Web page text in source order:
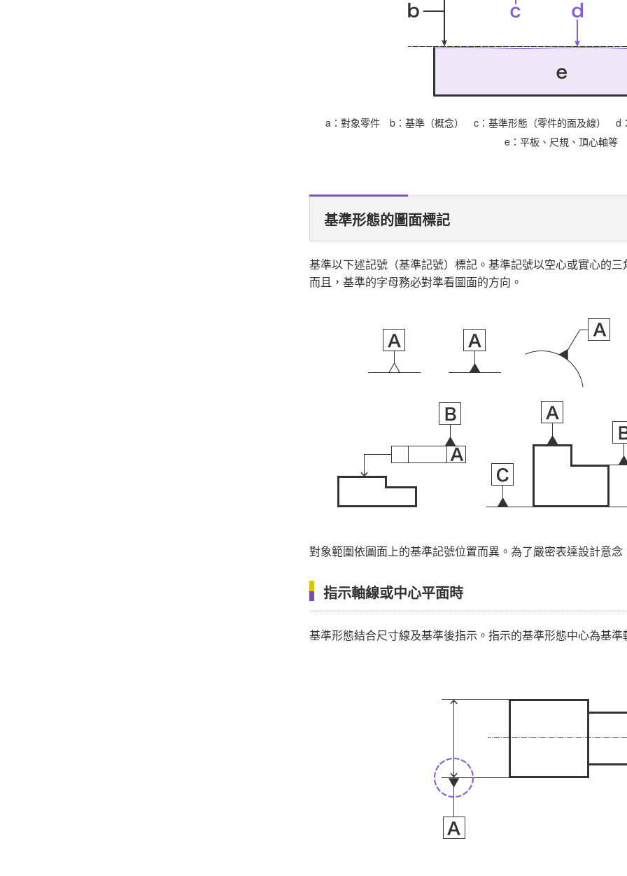
a 對象零件 b 基準（概念） c 基準形態（零件的面及線） d
e
平板、尺規、頂心軸等
基準形態的圖面標記
基準以下述記號（基準記號）標記。基準記號以空心或實心的三
而且，基準的字母務必對準看圖面的方向。
對象範圍依圖面上的基準記號位置而異。為了嚴密表達設計意念
指示軸線或中心平面時
基準形態結合尺寸線及基準後指示。指示的基準形態中心為基準